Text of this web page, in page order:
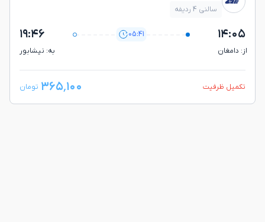
سالنی 4 ردیفه
۱۴:۰۵
از: دامغان
05:41 ۱۹:۴۶
به: نيشابور
تکمیل ظرفیت ۳۶۵٬۱۰۰ تومان